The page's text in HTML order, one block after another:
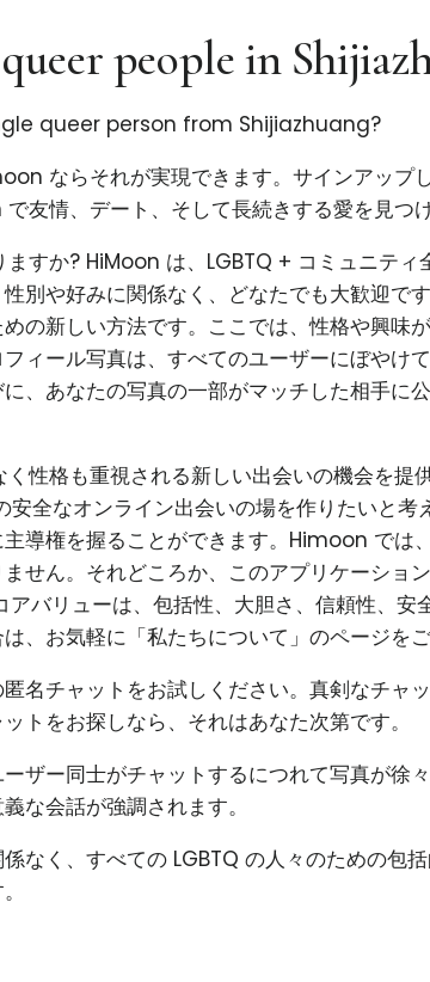
people in
queer person from Shijiazhuang?
ならそれが実現できます。サインアップ
友情、デート、そして長続きする愛を見つけ
すか? HiMoon は、LGBTQ + コミュニティ
別や好みに関係なく、どなたでも大歓迎です
の新しい方法です。ここでは、性格や興味
ィール写真は、すべてのユーザーにぼやけ
、あなたの写真の一部がマッチした相手に
性格も重視される新しい出会いの機会を提
全なオンライン出会いの場を作りたいと考
導権を握ることができます。Himoon では
せん。それどころか、このアプリケーショ
バリューは、包括性、大胆さ、信頼性、安
、お気軽に「私たちについて」のページをご
名チャットをお試しください。真剣なチャ
トをお探しなら、それはあなた次第です。
ザー同士がチャットするにつれて写真が徐々
な会話が強調されます。
なく、すべての LGBTQ の人々のための包